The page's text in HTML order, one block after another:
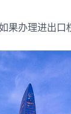
办理进出口